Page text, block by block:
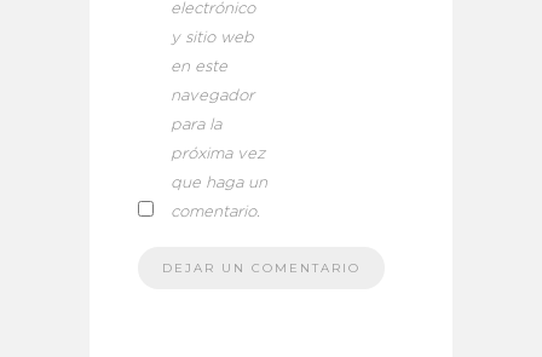
electrónico
y sitio web
en este
navegador
para la
próxima vez
que haga un
comentario.